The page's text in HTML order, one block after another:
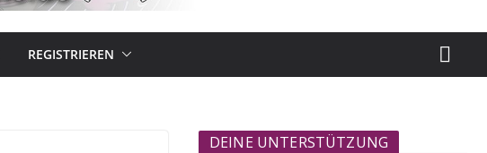
REGISTRIEREN
DEINE UNTERSTÜTZUNG